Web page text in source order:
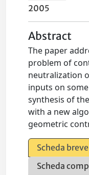
2005
Abstract
The paper
problem of
neutralization
inputs on
synthesis of
with a new
geometric
Scheda breve
Scheda